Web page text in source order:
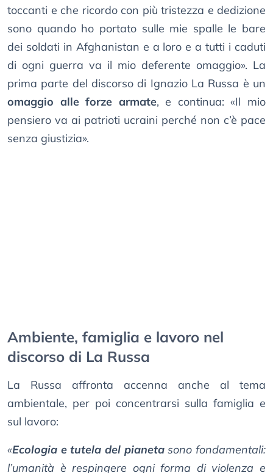
toccanti e che ricordo con più tristezza e dedizione
sono quando ho portato sulle mie spalle le bare
dei soldati in Afghanistan e a loro e a tutti i caduti
di ogni guerra va il mio deferente omaggio». La
prima parte del discorso di Ignazio La Russa è un
omaggio alle forze armate, e continua: «Il mio
pensiero va ai patrioti ucraini perché non c’è pace
senza giustizia».
Ambiente, famiglia e lavoro nel
discorso di La Russa
La Russa affronta accenna anche al tema
ambientale, per poi concentrarsi sulla famiglia e
sul lavoro:
«Ecologia e tutela del pianetasono fondamentali:
l’umanità è respingere ogni forma di violenza e